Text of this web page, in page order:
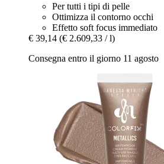
Per tutti i tipi di pelle
Ottimizza il contorno occhi
Effetto soft focus immediato
€ 39,14 (€ 2.609,33 / l)
Consegna entro il giorno 11 agosto